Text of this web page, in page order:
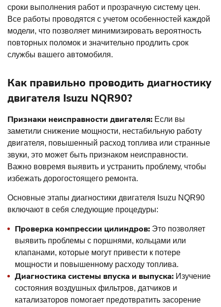
сроки выполнения работ и прозрачную систему цен.
Все работы проводятся с учетом особенностей каждой
модели, что позволяет минимизировать вероятность
повторных поломок и значительно продлить срок
службы вашего автомобиля.
Как правильно проводить диагностику
двигателя Isuzu NQR90?
Признаки неисправности двигателя: Если вы
заметили снижение мощности, нестабильную работу
двигателя, повышенный расход топлива или странные
звуки, это может быть признаком неисправности.
Важно вовремя выявить и устранить проблему, чтобы
избежать дорогостоящего ремонта.
Основные этапы диагностики двигателя Isuzu NQR90
включают в себя следующие процедуры:
Проверка компрессии цилиндров: Это позволяет
выявить проблемы с поршнями, кольцами или
клапанами, которые могут привести к потере
мощности и повышенному расходу топлива.
Диагностика системы впуска и выпуска: Изучение
состояния воздушных фильтров, датчиков и
катализаторов помогает предотвратить засорение